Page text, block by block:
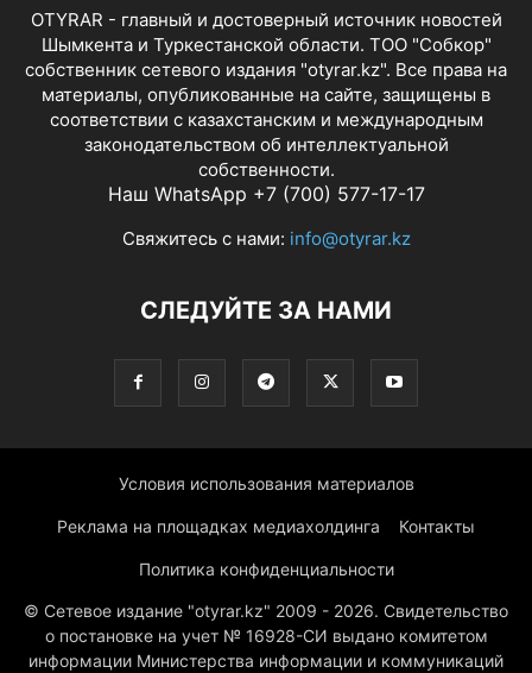
OTYRAR - главный и достоверный источник новостей
Шымкента и Туркестанской области. ТОО "Собкор"
собственник сетевого издания "otyrar.kz". Все права на
материалы, опубликованные на сайте, защищены в
соответствии с казахстанским и международным
законодательством об интеллектуальной
собственности.
Наш WhatsApp +7 (700) 577-17-17
Свяжитесь с нами: info@otyrar.kz
СЛЕДУЙТЕ ЗА НАМИ
Условия использования материалов
Реклама на площадках медиахолдинга Контакты
Политика конфиденциальности
© Сетевое издание "otyrar.kz" 2009 - 2026. Свидетельство
о постановке на учет № 16928-СИ выдано комитетом
информации Министерства информации и коммуникаций